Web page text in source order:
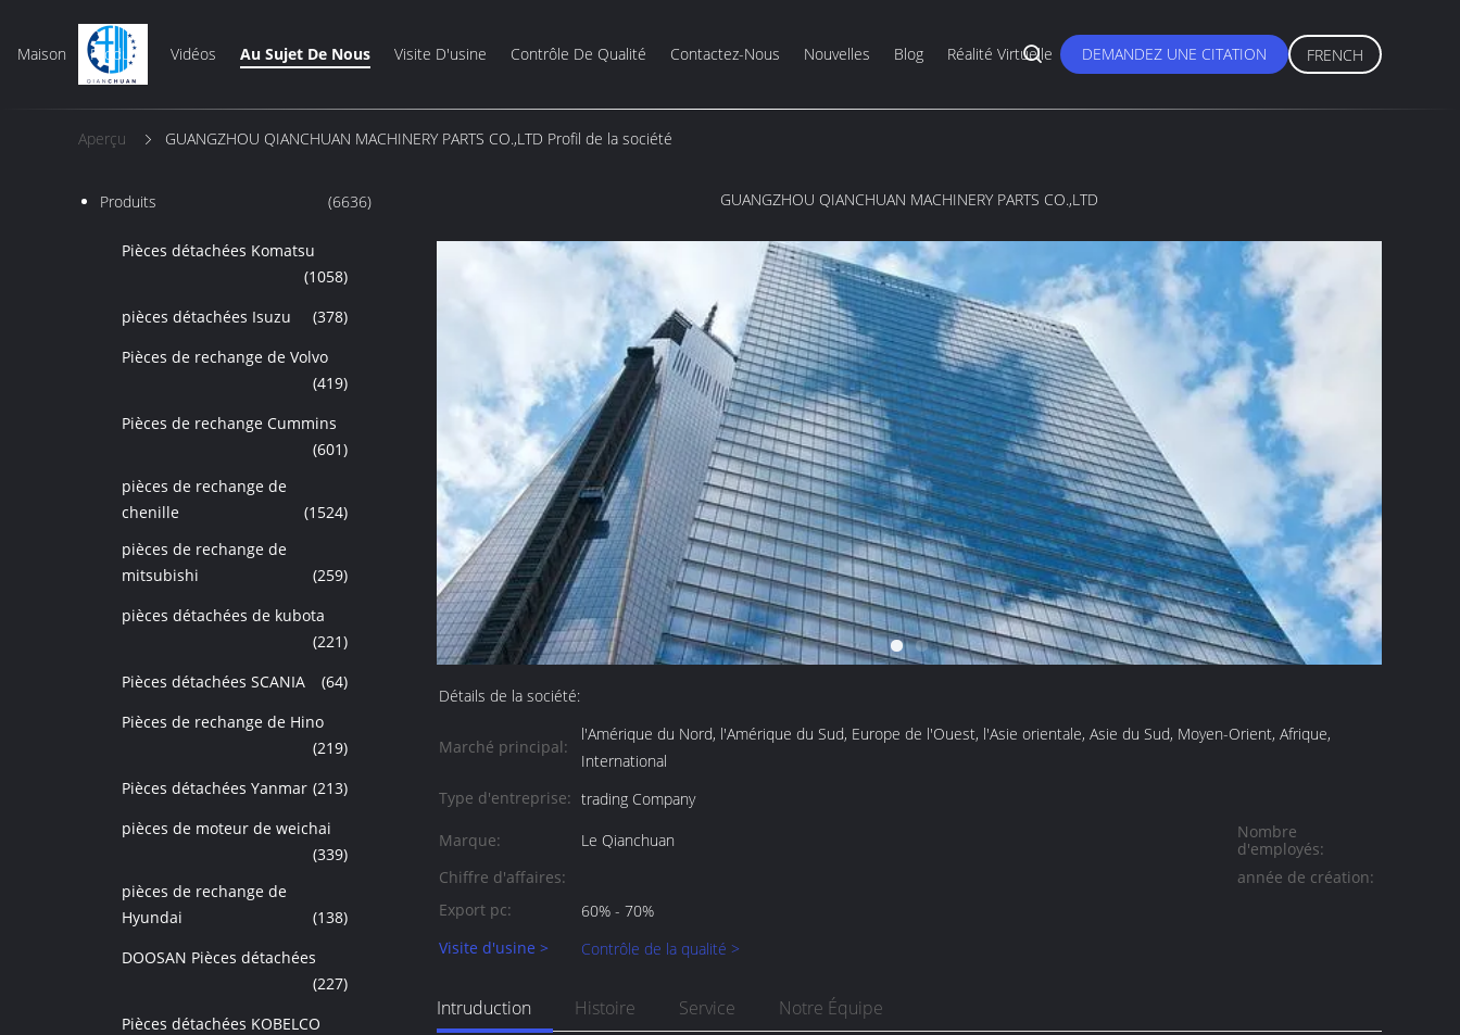
Maison Produits Vidéos Au Sujet De Nous Visite D'usine Contrôle De Qualité Contactez-Nous Nouvelles Blog Réalité Virtuelle DEMANDEZ UNE CITATION FRENCH
Aperçu GUANGZHOU QIANCHUAN MACHINERY PARTS CO.,LTD Profil de la société
Produits (6636)
Pièces détachées Komatsu
(1058)
pièces détachées Isuzu
(378)
Pièces de rechange de Volvo
(419)
Pièces de rechange Cummins
(601)
pièces de rechange de
chenille
(1524)
pièces de rechange de
mitsubishi
(259)
pièces détachées de kubota
(221)
Pièces détachées SCANIA
(64)
Pièces de rechange de Hino
(219)
Pièces détachées Yanmar (213)
pièces de moteur de weichai
(339)
pièces de rechange de
Hyundai
(138)
DOOSAN Pièces détachées
(227)
Pièces détachées KOBELCO
GUANGZHOU QIANCHUAN MACHINERY PARTS CO.,LTD
Détails de la société:
Marché principal:
l'Amérique du Nord, l'Amérique du Sud, Europe de l'Ouest, l'Asie orientale, Asie du Sud, Moyen-Orient, Afrique,
International
Type d'entreprise: trading Company
Marque:
Le Qianchuan
Nombre
d'employés:
Chiffre d'affaires:
année de création:
Export pc:
60% - 70%
Visite d'usine >
Contrôle de la qualité >
Intruduction Histoire Service Notre Équipe